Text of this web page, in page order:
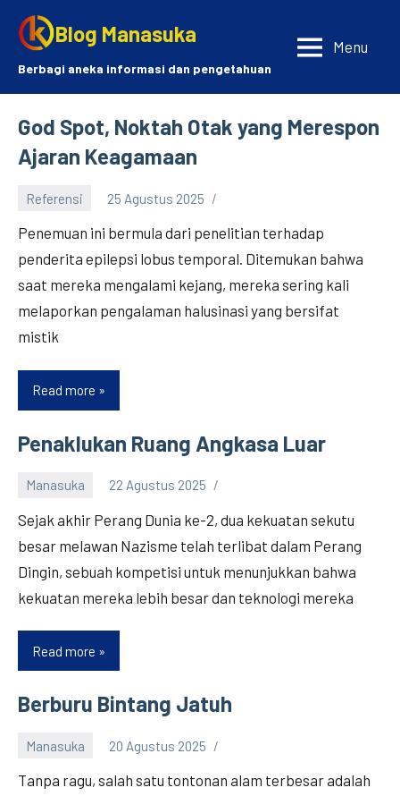
content
Blog Manasuka
Berbagi aneka informasi dan pengetahuan
Menu
God Spot, Noktah Otak yang Merespon
Ajaran Keagamaan
Referensi 25 Agustus 2025
Penemuan ini bermula dari penelitian terhadap
penderita epilepsi lobus temporal. Ditemukan bahwa
saat mereka mengalami kejang, mereka sering kali
melaporkan pengalaman halusinasi yang bersifat
mistik
Read more God
Spot,
Noktah
yang
Ajaran
Keagamaan
Penaklukan Ruang Angkasa Luar
Manasuka 22 Agustus 2025
Sejak akhir Perang Dunia ke-2, dua kekuatan sekutu
besar melawan Nazisme telah terlibat dalam Perang
Dingin, sebuah kompetisi untuk menunjukkan bahwa
kekuatan mereka lebih besar dan teknologi mereka
Read more Penaklukan
Ruang
Angkasa
Berburu Bintang Jatuh
Manasuka 20 Agustus 2025
Tanpa ragu, salah satu tontonan alam terbesar adalah